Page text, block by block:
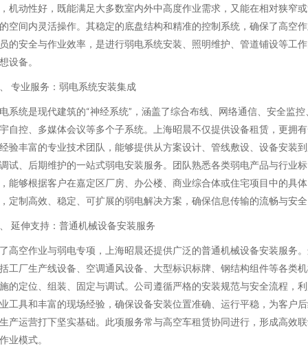
机动性好，既能满足大多数室内外中高度作业需求，又能在相对狭窄
空间内灵活操作。其稳定的底盘结构和精准的控制系统，确保了高空
的安全与作业效率，是进行弱电系统安装、照明维护、管道铺设等工
设备。
专业服务：弱电系统安装集成
系统是现代建筑的“神经系统”，涵盖了综合布线、网络通信、安全监控
自控、多媒体会议等多个子系统。上海昭晨不仅提供设备租赁，更拥
验丰富的专业技术团队，能够提供从方案设计、管线敷设、设备安装
试、后期维护的一站式弱电安装服务。团队熟悉各类弱电产品与行业标
能够根据客户在嘉定区厂房、办公楼、商业综合体或住宅项目中的具
定制高效、稳定、可扩展的弱电解决方案，确保信息传输的流畅与安
延伸支持：普通机械设备安装服务
高空作业与弱电专项，上海昭晨还提供广泛的普通机械设备安装服务
工厂生产线设备、空调通风设备、大型标识标牌、钢结构组件等各类
的定位、组装、固定与调试。公司遵循严格的安装规范与安全流程，
工具和丰富的现场经验，确保设备安装位置准确、运行平稳，为客户
产运营打下坚实基础。此项服务常与高空车租赁协同进行，形成高效
业模式。